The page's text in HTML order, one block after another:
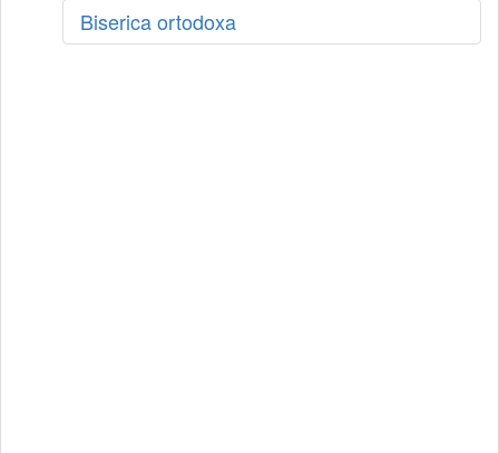
Biserica ortodoxa